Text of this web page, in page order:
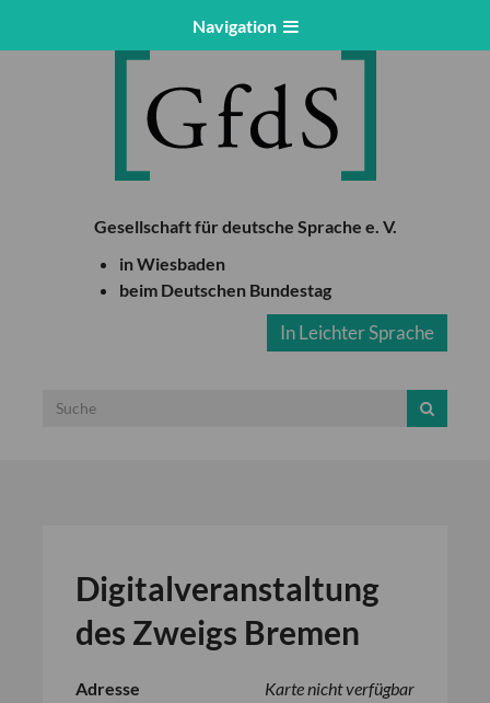
Navigation
Gesellschaft für deutsche Sprache e. V.
in Wiesbaden
beim Deutschen Bundestag
In Leichter Sprache
Digitalveranstaltung
des Zweigs Bremen
Karte nicht verfügbar
Adresse